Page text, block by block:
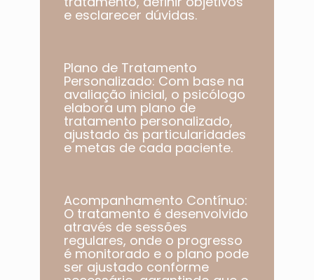
e esclarecer dúvidas.
Plano de Tratamento
Personalizado: Com base na
avaliação inicial, o psicólogo
elabora um plano de
tratamento personalizado,
ajustado às particularidades
e metas de cada paciente.​
Acompanhamento Contínuo:
O tratamento é desenvolvido
através de sessões
regulares, onde o progresso
é monitorado e o plano pode
ser ajustado conforme